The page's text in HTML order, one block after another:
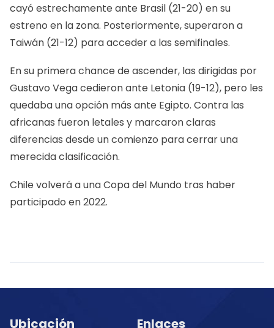
cayó estrechamente ante Brasil (21-20) en su
estreno en la zona. Posteriormente, superaron a
Taiwán (21-12) para acceder a las semifinales.
En su primera chance de ascender, las dirigidas por
Gustavo Vega cedieron ante Letonia (19-12), pero les
quedaba una opción más ante Egipto. Contra las
africanas fueron letales y marcaron claras
diferencias desde un comienzo para cerrar una
merecida clasificación.
Chile volverá a una Copa del Mundo tras haber
participado en 2022.
Ubicación Enlaces